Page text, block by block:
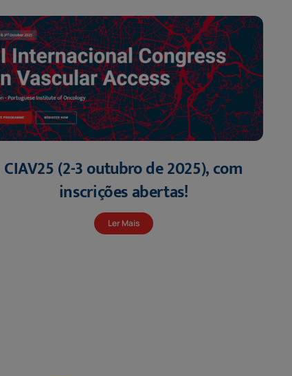
CIAV25 (2-3 outubro de 2025), com
inscrições abertas!
Ler Mais